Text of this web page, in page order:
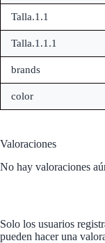
Talla.1.1
Talla.1.1.1
brands
color
Valoraciones
No hay valoraciones
Solo los usuarios
pueden hacer una